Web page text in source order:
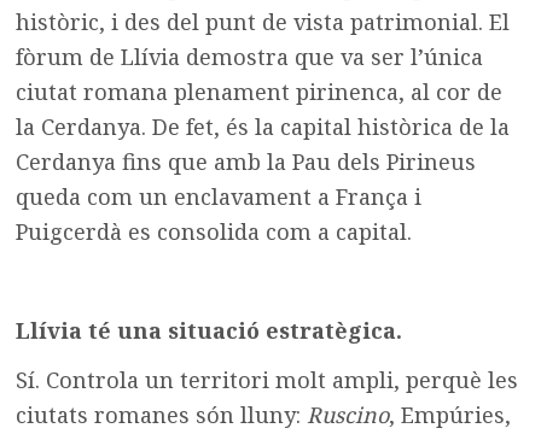
històric, i des del punt de vista patrimonial. El
fòrum de Llívia demostra que va ser l’única
ciutat romana plenament pirinenca, al cor de
la Cerdanya. De fet, és la capital històrica de la
Cerdanya fins que amb la Pau dels Pirineus
queda com un enclavament a França i
Puigcerdà es consolida com a capital.
Llívia té una situació estratègica.
Sí. Controla un territori molt ampli, perquè les
ciutats romanes són lluny:Ruscino, Empúries,